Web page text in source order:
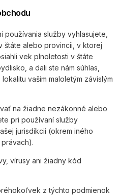
používania služby vyhlasujete,
štáte alebo provincii, v ktorej
vek plnoletosti v štáte
a dali ste nám súhlas,
vašim maloletým závislým
na žiadne nezákonné alebo
pri používaní služby
jurisdikcii (okrem iného
vírusy ani žiadny kód
z týchto podmienok